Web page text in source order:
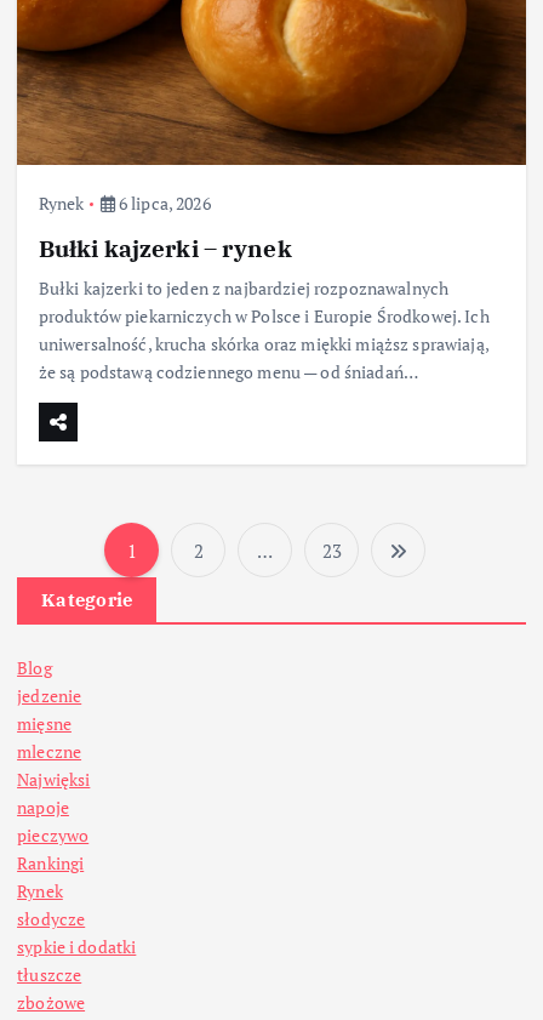
Rynek 6 lipca, 2026
Bułki kajzerki – rynek
Bułki kajzerki to jeden z najbardziej rozpoznawalnych
produktów piekarniczych w Polsce i Europie Środkowej. Ich
uniwersalność, krucha skórka oraz miękki miąższ sprawiają,
że są podstawą codziennego menu — od śniadań…
S
t
1 2 … 23
Kategorie
Blog
jedzenie
mięsne
mleczne
Najwięksi
napoje
pieczywo
Rankingi
Rynek
słodycze
sypkie i dodatki
tłuszcze
zbożowe